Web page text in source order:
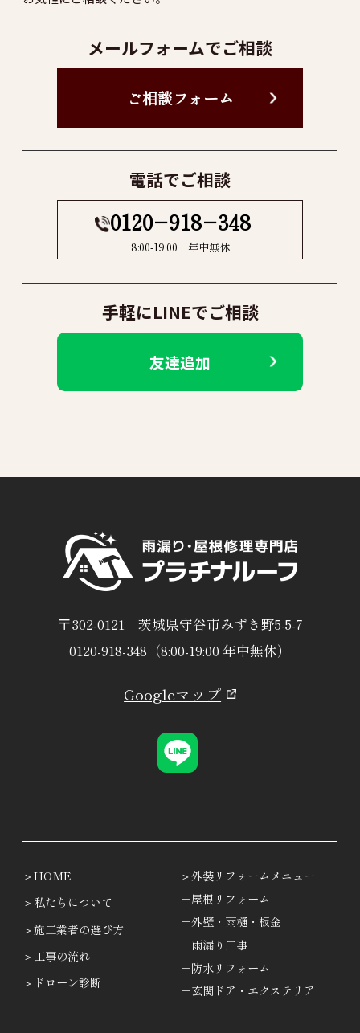
メールフォームでご相談
ご相談フォーム
電話でご相談
0120−918−348
8:00-19:00 年中無休
手軽にLINEでご相談
友達追加
〒302-0121 茨城県守谷市みずき野5-5-7
0120-918-348（8:00-19:00 年中無休）
Googleマップ
HOME
私たちについて
施工業者の選び方
工事の流れ
ドローン診断
外装リフォームメニュー
－屋根リフォーム
－外壁・雨樋・板金
－雨漏り工事
－防水リフォーム
－玄関ドア・エクステリア